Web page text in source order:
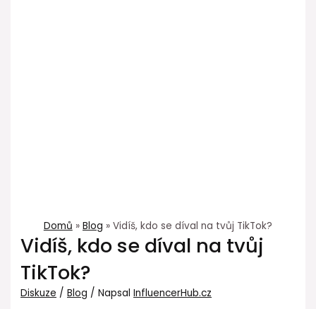
Domů Blog Vidíš, kdo se díval na tvůj TikTok?
Vidíš, kdo se díval na tvůj
TikTok?
Diskuze /Blog / NapsalInfluencerHub.cz